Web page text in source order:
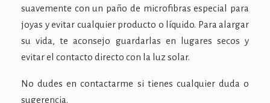
suavemente con un paño de microfibras especial para
joyas y evitar cualquier producto o líquido. Para alargar
su vida, te aconsejo guardarlas en lugares secos y
evitar el contacto directo con la luz solar.
No dudes en contactarme si tienes cualquier duda o
sugerencia.